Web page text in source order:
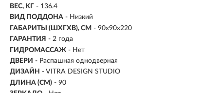
ВЕС, КГ - 136.4
ВИД ПОДДОНА - Низкий
ГАБАРИТЫ (ШХГХВ), СМ - 90x90x220
ГАРАНТИЯ - 2 года
ГИДРОМАССАЖ - Нет
ДВЕРИ - Распашная однодверная
ДИЗАЙН - VITRA DESIGN STUDIO
ДЛИНА (СМ) - 90